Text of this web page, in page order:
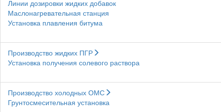
Линии дозировки жидких добавок
Маслонагревательная станция
Установка плавления битума
Производство жидких ПГР
Установка получения солевого раствора
Производство холодных ОМС
Грунтосмесительная установка